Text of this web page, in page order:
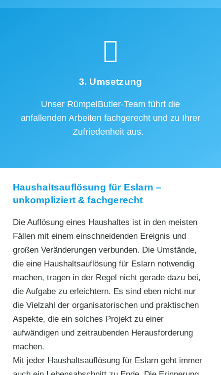
3. Umsetzung
Unser RümpelButler-Team führt die
anfallenden Arbeiten fachgerecht und zu Ihrer
Zufriedenheit aus.
Haushaltsauflösung für Eslarn –
unkompliziert & fachgerecht
Die Auflösung eines Haushaltes ist in den meisten
Fällen mit einem einschneidenden Ereignis und
großen Veränderungen verbunden. Die Umstände,
die eine Haushaltsauflösung für Eslarn notwendig
machen, tragen in der Regel nicht gerade dazu bei,
die Aufgabe zu erleichtern. Es sind eben nicht nur
die Vielzahl der organisatorischen und praktischen
Aspekte, die ein solches Projekt zu einer
aufwändigen und zeitraubenden Herausforderung
machen.
Mit jeder Haushaltsauflösung für Eslarn geht immer